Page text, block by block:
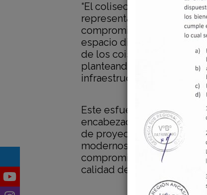
“El coliseo, cuya
representa un desafío
compromiso es dotarlo
espacio digno y funcional,
de los coishqueños”,
planteando estrategias
infraestructura una vez
Este esfuerzo es un claro
encabezada por el
de proyectos paralizados
modernos. Bajo este
compromiso con el
calidad de vida para todos